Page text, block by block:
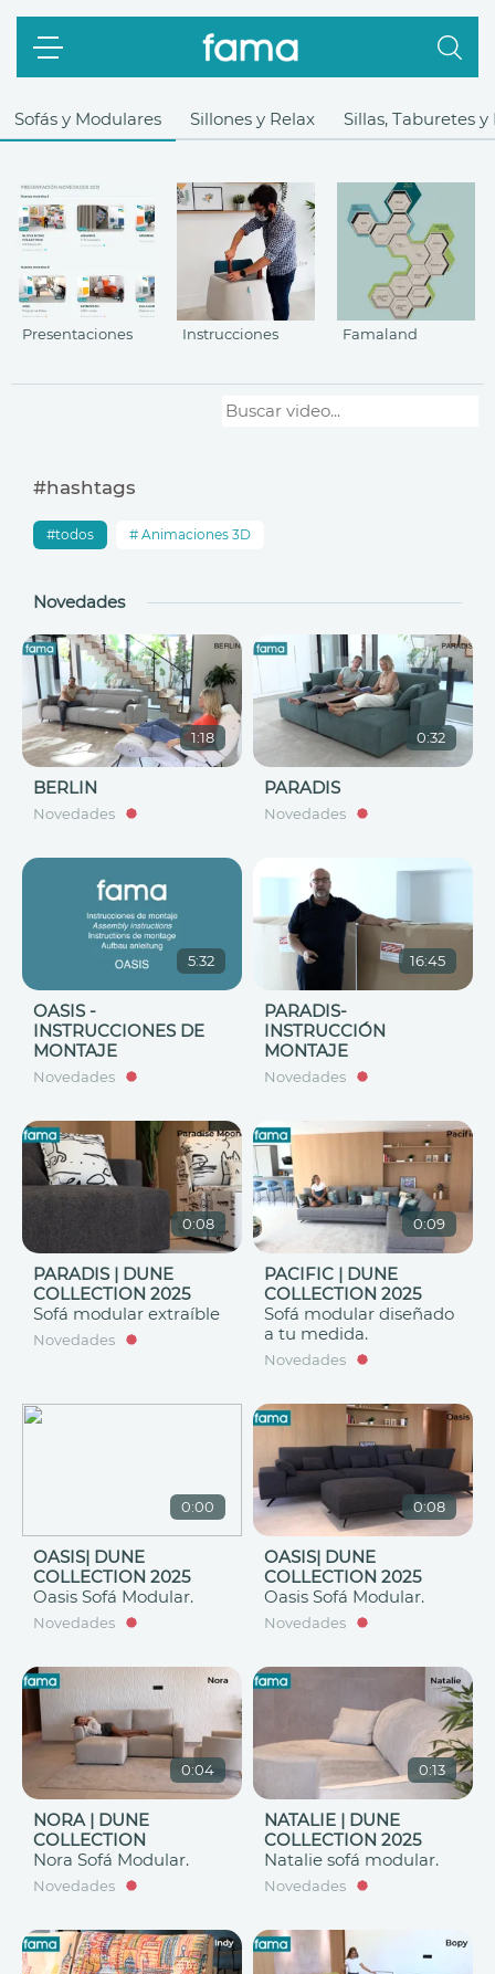
Sofás y Modulares
Presentaciones Instrucciones Famaland
Sillones y Relax Sillas, Taburetes y
#hashtags
todos Animaciones 3D
Novedades
1:18
BERLIN
Novedades
0:32
PARADIS
Novedades
5:32
OASIS -
INSTRUCCIONES DE
MONTAJE
Novedades
16:45
PARADIS-
INSTRUCCIÓN
MONTAJE
Novedades
0:08
PARADIS | DUNE
COLLECTION 2025
Sofá modular extraíble
Novedades
0:09
PACIFIC | DUNE
COLLECTION 2025
Sofá modular diseñado
a tu medida.
Novedades
0:00
OASIS| DUNE
COLLECTION 2025
Oasis Sofá Modular.
Novedades
0:08
OASIS| DUNE
COLLECTION 2025
Oasis Sofá Modular.
Novedades
0:04
NORA | DUNE
COLLECTION
Nora Sofá Modular.
Novedades
0:13
NATALIE | DUNE
COLLECTION 2025
Natalie sofá modular.
Novedades